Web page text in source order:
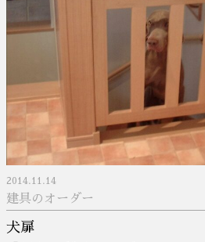
2014.11.14
建具のオーダー
犬扉